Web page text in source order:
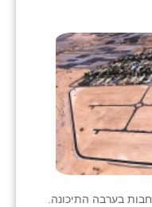
בערבה התיכונה.